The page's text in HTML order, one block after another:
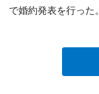
で婚約発表を行った。